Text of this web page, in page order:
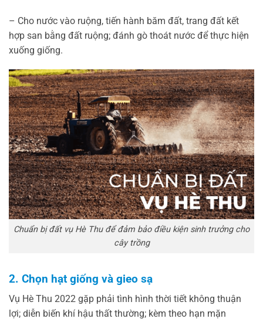
– Cho nước vào ruộng, tiến hành băm đất, trang đất kết
hợp san bằng đất ruộng; đánh gò thoát nước để thực hiện
xuống giống.
Chuẩn bị đất vụ Hè Thu để đảm bảo điều kiện sinh trưởng cho
cây trồng
2. Chọn hạt giống và gieo sạ
Vụ Hè Thu 2022 gặp phải tình hình thời tiết không thuận
lợi; diễn biến khí hậu thất thường; kèm theo hạn mặn